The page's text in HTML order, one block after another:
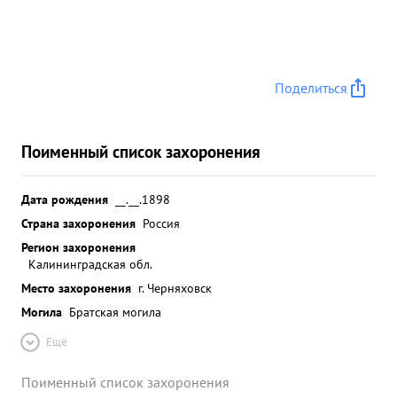
Поделиться
Поименный список захоронения
Дата рождения
__.__.1898
Страна захоронения Россия
Регион захоронения
Калининградская обл.
Место захоронения г. Черняховск
Могила Братская могила
Ещё
Поименный список захоронения